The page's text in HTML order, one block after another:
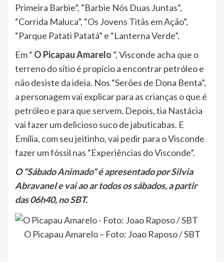
Primeira Barbie”, “Barbie Nós Duas Juntas”,
“Corrida Maluca”, “Os Jovens Titãs em Ação”,
“Parque Patati Patatá” e “Lanterna Verde”.
Em “ O Picapau Amarelo ”, Visconde acha que o
terreno do sítio é propício a encontrar petróleo e
não desiste da ideia. Nos “Serões de Dona Benta”,
a personagem vai explicar para as crianças o que é
petróleo e para que servem. Depois, tia Nastácia
vai fazer um delicioso suco de jabuticabas. E
Emília, com seu jeitinho, vai pedir para o Visconde
fazer um fóssil nas “Experiências do Visconde”.
O “Sábado Animado” é apresentado por Silvia
Abravanel e vai ao ar todos os sábados, a partir
das 06h40, no SBT.
O Picapau Amarelo – Foto: Joao Raposo / SBT